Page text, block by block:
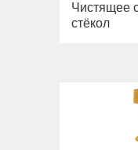
Чистящее
стёкол